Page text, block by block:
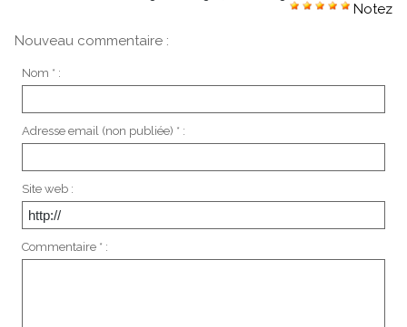
Notez
Nouveau commentaire :
Nom * :
Adresse email (non publiée) * :
Site web :
Commentaire * :